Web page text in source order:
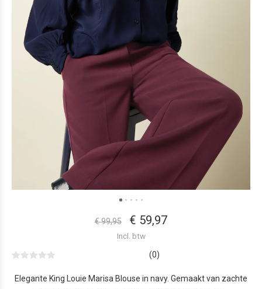
€ 99,95 € 59,97
Incl. btw
(0)
Elegante King Louie Marisa Blouse in navy. Gemaakt van zachte